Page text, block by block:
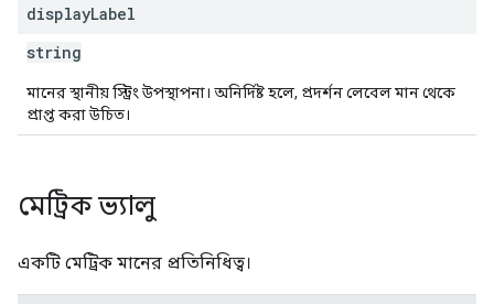
displayLabel
string
মানের স্থানীয় স্ট্রিং উপস্থাপনা। অনির্দিষ্ট হলে, প্রদর্শন লেবেল মান থেকে
প্রাপ্ত করা উচিত।
মেট্রিক ভ্যালু
একটি মেট্রিক মানের প্রতিনিধিত্ব।